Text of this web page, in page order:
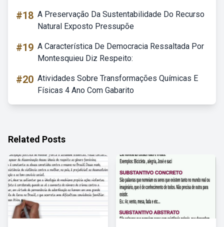
#18 A Preservação Da Sustentabilidade Do Recurso
Natural Exposto Pressupõe
#19 A Característica De Democracia Ressaltada Por
Montesquieu Diz Respeito:
#20 Atividades Sobre Transformações Químicas E
Físicas 4 Ano Com Gabarito
Related Posts